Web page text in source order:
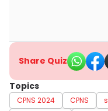
Share Quiz
Topics
CPNS 2024 CPNS